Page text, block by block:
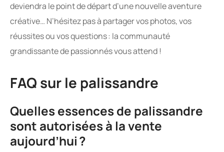
deviendra le point de départ d’une nouvelle aventure
créative… N’hésitez pas à partager vos photos, vos
réussites ou vos questions : la communauté
grandissante de passionnés vous attend !
FAQ sur le palissandre
Quelles essences de palissandre
sont autorisées à la vente
aujourd’hui ?